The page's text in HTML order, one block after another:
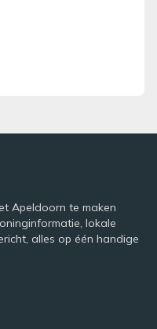
Apeldoorn te maken
lokale
alles op één handige